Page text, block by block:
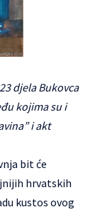
djela Bukovca
kojima su i
i akt
bit će
hrvatskih
kustos ovog